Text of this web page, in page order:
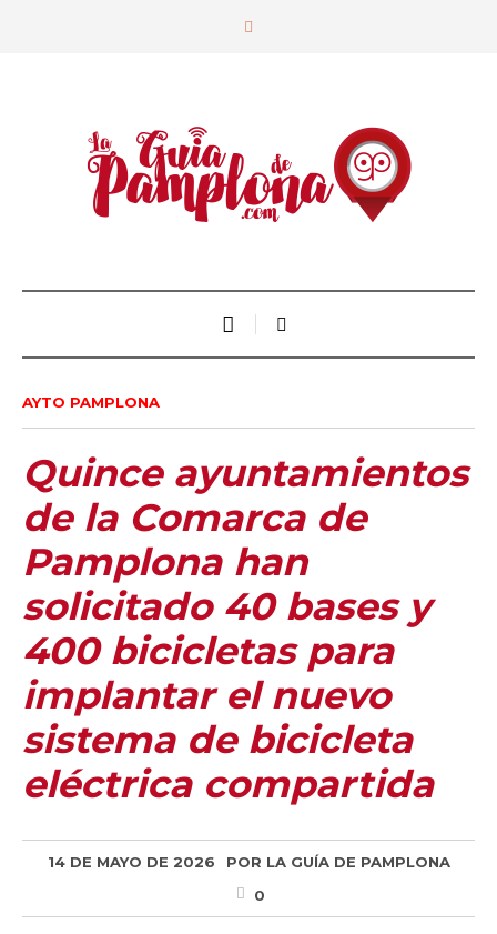
AYTO PAMPLONA
Quince ayuntamientos
de la Comarca de
Pamplona han
solicitado 40 bases y
400 bicicletas para
implantar el nuevo
sistema de bicicleta
eléctrica compartida
14 DE MAYO DE 2026 POR LA GUÍA DE PAMPLONA
0